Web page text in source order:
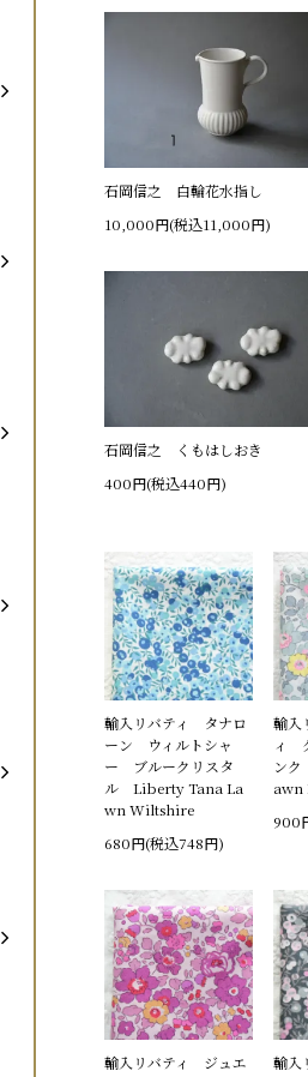
石岡信之 白輪花水指し
10,000円(税込11,000円)
石岡信之 くもはしおき
400円(税込440円)
輸入リバティ タナロ
ーン ウィルトシャ
ー ブルークリスタ
ル Liberty Tana La
wn Wiltshire
680円(税込748円)
輸入
ィ
ン
awn
900
輸入リバティ ジュエ
輸入